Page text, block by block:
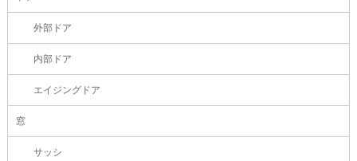
外部ドア
内部ドア
エイジングドア
窓
サッシ